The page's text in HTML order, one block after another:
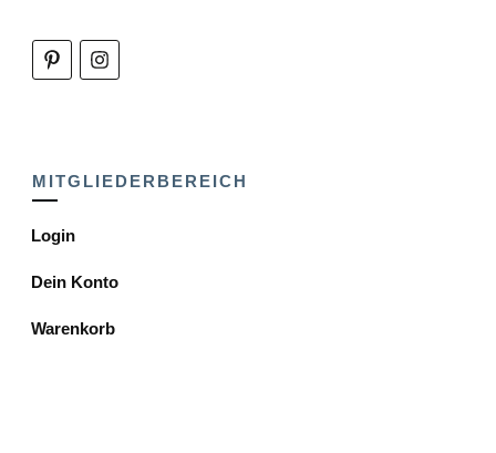
MITGLIEDERBEREICH
Login
Dein Konto
Warenkorb